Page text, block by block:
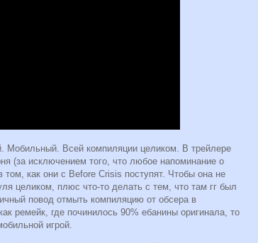
Мобильный. Всей компиляции целиком. В трейлере
(за исключением того, что любое напоминание о
как они с Before Crisis поступят. Чтобы она не
целиком, плюс что-то делать с тем, что там гг был
повод отмыть компиляцию от обсера в
ремейк, где починилось 90% ебанины оригинала, то
игрой.